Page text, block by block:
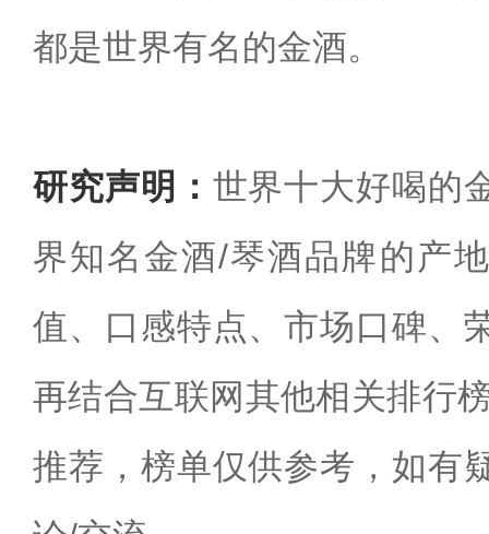
都是世界有名的金酒。
研究声明： 世界十大好喝的
界知名金酒/琴酒品牌的产
值、口感特点、市场口碑、
再结合互联网其他相关排行
推荐，榜单仅供参考，如有